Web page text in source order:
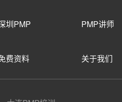
圳PMP
PMP讲师
费资料 关于我们